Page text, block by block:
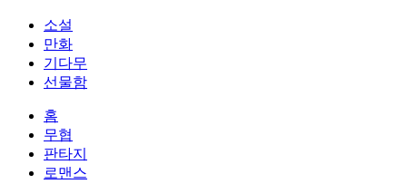
소설
만화
기다무
선물함
홈
무협
판타지
로맨스